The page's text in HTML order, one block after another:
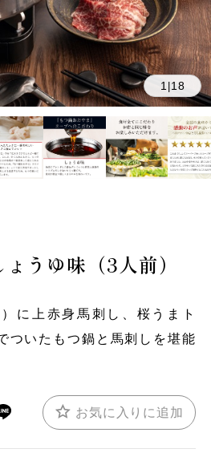
1 |18
うゆ味（3人前）
に上赤身馬刺し、桜うまト
ついたもつ鍋と馬刺しを堪能
お気に入りに追加